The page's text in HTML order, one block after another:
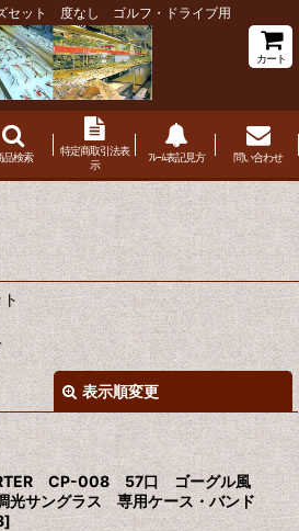
セット 度なし ゴルフ・ドライブ用
カート
品検索
特定商取引法表
示
ﾌﾚｰﾑ表記見方 問い合わせ
表示順変更
CP-008 57口 ゴーグル風
光サングラス 専用ケース・バンド
]